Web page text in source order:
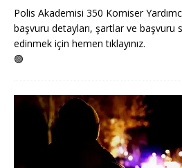
Polis Akademisi 350 Komiser
başvuru detayları, şartlar ve başvuru
edinmek için hemen tıklayınız.
🟢